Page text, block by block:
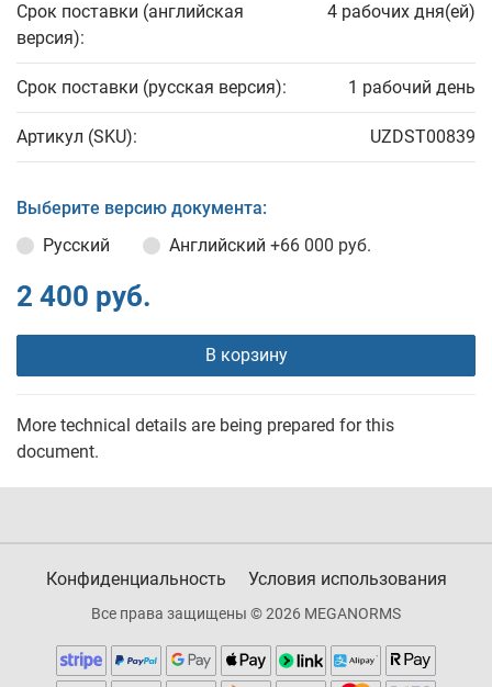
Срок поставки (английская
версия):
4 рабочих дня(ей)
Срок поставки (русская версия): 1 рабочий день
Артикул (SKU): UZDST00839
Выберите версию документа:
Русский
Английский +66 000 руб.
2 400 руб.
В корзину
More technical details are being prepared for this
document.
Конфиденциальность Условия использования
Все права защищены © 2026 MEGANORMS